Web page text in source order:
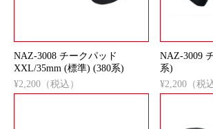
NAZ-3008 チークパッド
XXL/35mm (標準) (380系)
¥2,200（税込）
NAZ-3009
系)
¥2,200（税